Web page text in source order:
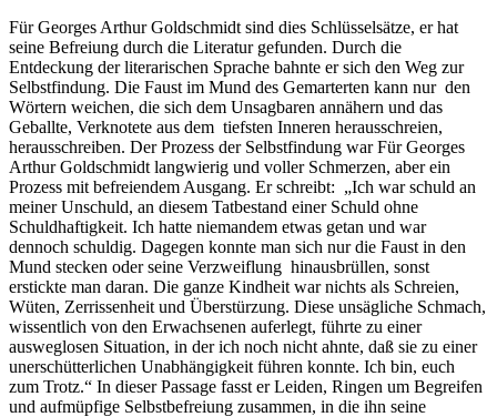
Für Georges Arthur Goldschmidt sind dies Schlüsselsätze, er hat
seine Befreiung durch die Literatur gefunden. Durch die
Entdeckung der literarischen Sprache bahnte er sich den Weg zur
Selbstfindung. Die Faust im Mund des Gemarterten kann nur den
Wörtern weichen, die sich dem Unsagbaren annähern und das
Geballte, Verknotete aus dem tiefsten Inneren herausschreien,
herausschreiben. Der Prozess der Selbstfindung war Für Georges
Arthur Goldschmidt langwierig und voller Schmerzen, aber ein
Prozess mit befreiendem Ausgang. Er schreibt: „Ich war schuld an
meiner Unschuld, an diesem Tatbestand einer Schuld ohne
Schuldhaftigkeit. Ich hatte niemandem etwas getan und war
dennoch schuldig. Dagegen konnte man sich nur die Faust in den
Mund stecken oder seine Verzweiflung hinausbrüllen, sonst
erstickte man daran. Die ganze Kindheit war nichts als Schreien,
Wüten, Zerrissenheit und Überstürzung. Diese unsägliche Schmach,
wissentlich von den Erwachsenen auferlegt, führte zu einer
ausweglosen Situation, in der ich noch nicht ahnte, daß sie zu einer
unerschütterlichen Unabhängigkeit führen konnte. Ich bin, euch
zum Trotz.“ In dieser Passage fasst er Leiden, Ringen um Begreifen
und aufmüpfige Selbstbefreiung zusammen, in die ihn seine